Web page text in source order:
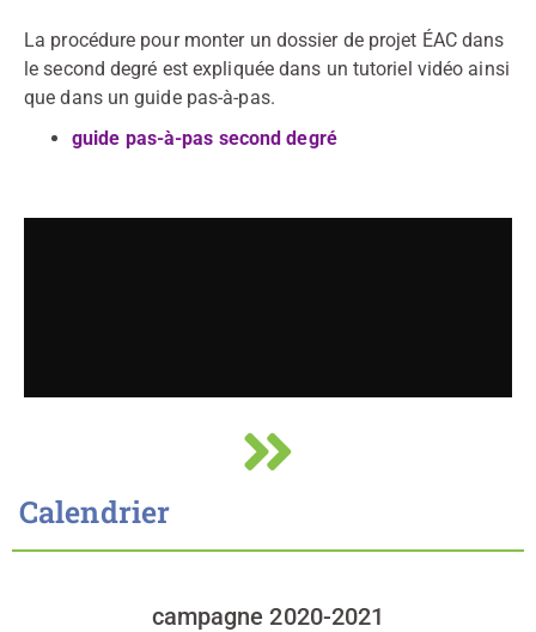
La procédure pour monter un dossier de projet ÉAC dans
le second degré est expliquée dans un tutoriel vidéo ainsi
que dans un guide pas-à-pas.
guide pas-à-pas second degré
Calendrier
campagne 2020-2021